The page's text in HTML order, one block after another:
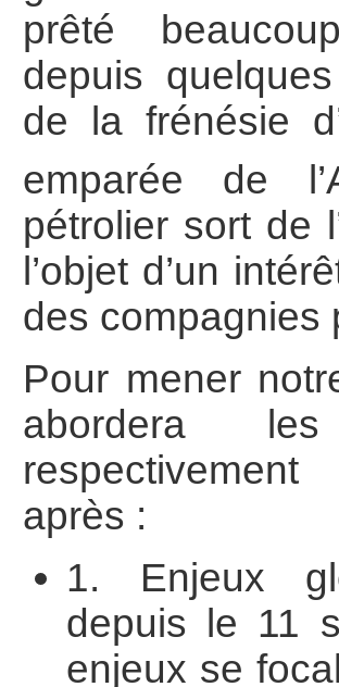
prêté
depuis
de la frénésie
emparée de
pétrolier sort de
l’objet d’un
des compagnies
Pour mener
abordera
après :
1. Enjeux
depuis le 11
enjeux se